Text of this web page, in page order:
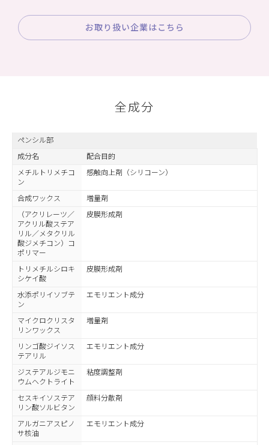
お取り扱い企業はこちら
全成分
ペンシル部
成分名
配合目的
メチルトリメチコ
ン
感触向上剤（シリコーン）
合成ワックス
増量剤
（アクリレーツ／
アクリル酸ステア
リル／メタクリル
酸ジメチコン）コ
ポリマー
皮膜形成剤
トリメチルシロキ
シケイ酸
皮膜形成剤
水添ポリイソブテ
ン
エモリエント成分
マイクロクリスタ
リンワックス
増量剤
リンゴ酸ジイソス
テアリル
エモリエント成分
ジステアルジモニ
ウムヘクトライト
粘度調整剤
セスキイソステア
リン酸ソルビタン
顔料分散剤
アルガニアスピノ
サ核油
エモリエント成分